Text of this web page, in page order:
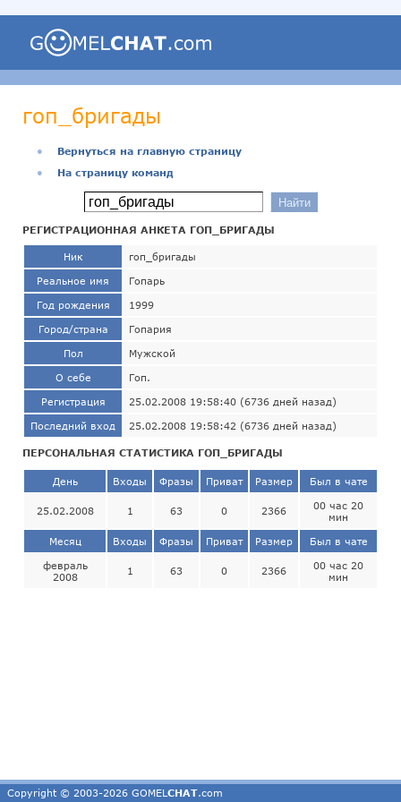
гоп_бригады
●
Вернуться на главную страницу
●
На страницу команд
РЕГИСТРАЦИОННАЯ АНКЕТА ГОП_БРИГАДЫ
Ник гоп_бригады
Реальное имя Гопарь
Год рождения 1999
Город/страна Гопария
Пол Мужской
О себе Гоп.
Регистрация 25.02.2008 19:58:40 (6736 дней назад)
Последний вход 25.02.2008 19:58:42 (6736 дней назад)
ПЕРСОНАЛЬНАЯ СТАТИСТИКА ГОП_БРИГАДЫ
День Входы Фразы Приват Размер Был в чате
25.02.2008 1 63 0 2366
00 час 20
мин
Месяц Входы Фразы Приват Размер Был в чате
февраль
2008
1 63 0 2366
00 час 20
мин
Copyright © 2003-2026 GOMEL CHAT.com